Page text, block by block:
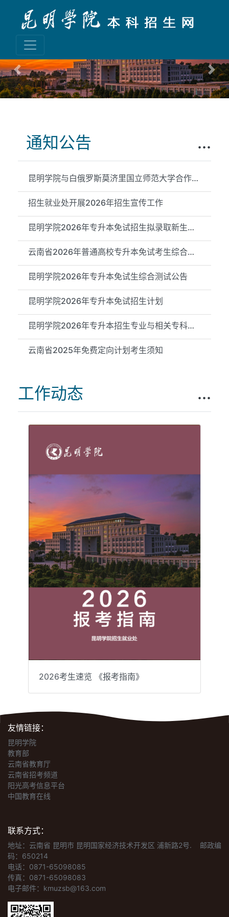
Previous Next
通知公告 ...
昆明学院与白俄罗斯莫济里国立师范大学合作举办物理学专业本科教...
招生就业处开展2026年招生宣传工作
昆明学院2026年专升本免试招生拟录取新生信息公示
云南省2026年普通高校专升本免试考生综合测试成绩（昆明学院测试...
昆明学院2026年专升本免试生综合测试公告
昆明学院2026年专升本免试招生计划
昆明学院2026年专升本招生专业与相关专科专业对应关系公示
云南省2025年免费定向计划考生须知
工作动态 ...
2026考生速览 《报考指南》
友情链接：
昆明学院
教育部
云南省教育厅
云南省招考频道
阳光高考信息平台
中国教育在线
联系方式：
地址：云南省 昆明市 昆明国家经济技术开发区 浦新路2号.
邮政编
码：650214
电话：0871-65098085
传真：0871-65098083
电子邮件：kmuzsb@163.com